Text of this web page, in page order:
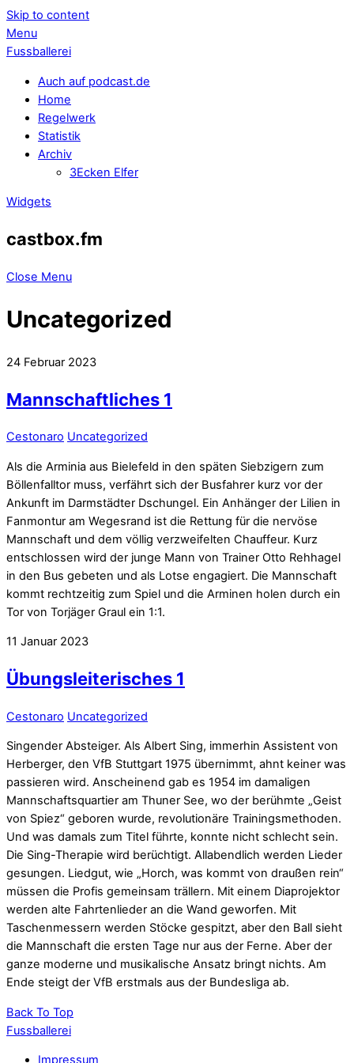
Skip to content
Menu
Fussballerei
Auch auf podcast.de
Home
Regelwerk
Statistik
Archiv
3Ecken Elfer
Widgets
castbox.fm
Close Menu
Uncategorized
24 Februar 2023
Mannschaftliches 1
Cestonaro Uncategorized
Als die Arminia aus Bielefeld in den späten Siebzigern zum
Böllenfalltor muss, verfährt sich der Busfahrer kurz vor der
Ankunft im Darmstädter Dschungel. Ein Anhänger der Lilien in
Fanmontur am Wegesrand ist die Rettung für die nervöse
Mannschaft und dem völlig verzweifelten Chauffeur. Kurz
entschlossen wird der junge Mann von Trainer Otto Rehhagel
in den Bus gebeten und als Lotse engagiert. Die Mannschaft
kommt rechtzeitig zum Spiel und die Arminen holen durch ein
Tor von Torjäger Graul ein 1:1.
11 Januar 2023
Übungsleiterisches 1
Cestonaro Uncategorized
Singender Absteiger. Als Albert Sing, immerhin Assistent von
Herberger, den VfB Stuttgart 1975 übernimmt, ahnt keiner was
passieren wird. Anscheinend gab es 1954 im damaligen
Mannschaftsquartier am Thuner See, wo der berühmte „Geist
von Spiez“ geboren wurde, revolutionäre Trainingsmethoden.
Und was damals zum Titel führte, konnte nicht schlecht sein.
Die Sing-Therapie wird berüchtigt. Allabendlich werden Lieder
gesungen. Liedgut, wie „Horch, was kommt von draußen rein“
müssen die Profis gemeinsam trällern. Mit einem Diaprojektor
werden alte Fahrtenlieder an die Wand geworfen. Mit
Taschenmessern werden Stöcke gespitzt, aber den Ball sieht
die Mannschaft die ersten Tage nur aus der Ferne. Aber der
ganze moderne und musikalische Ansatz bringt nichts. Am
Ende steigt der VfB erstmals aus der Bundesliga ab.
Back To Top
Fussballerei
Impressum